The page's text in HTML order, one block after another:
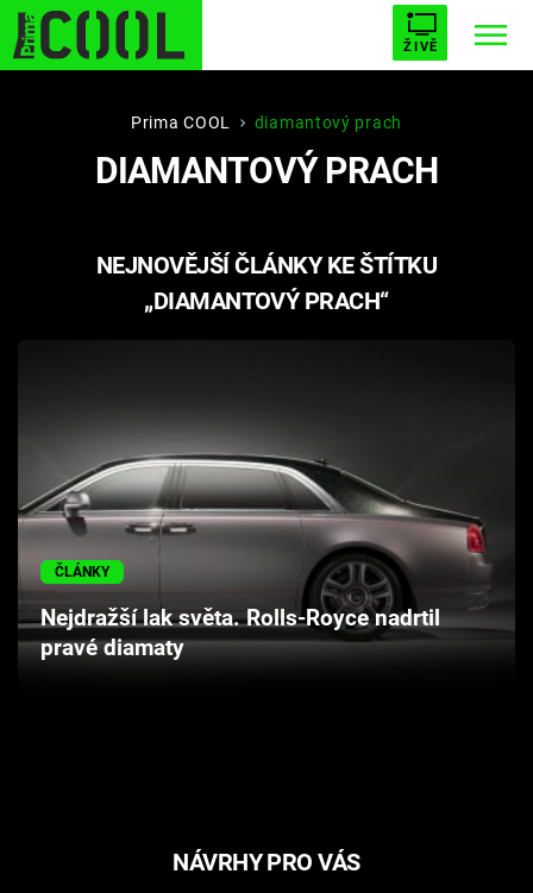
ŽIVĚ
STARHOUSE BUFFY, PŘEMOŽITELKA UPÍRŮ
PLNEJ KOTEL AVENGERS 5
Hry
Cool Esport
Pořady
Prima COOL diamantový prach
DIAMANTOVÝ PRACH
NEJNOVĚJŠÍ ČLÁNKY KE ŠTÍTKU
„DIAMANTOVÝ PRACH“
ČLÁNKY
Nejdražší lak světa. Rolls-Royce nadrtil
pravé diamaty
NÁVRHY PRO VÁS